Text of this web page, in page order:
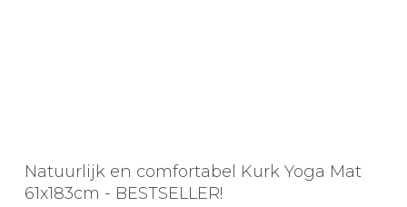
Natuurlijk en comfortabel Kurk Yoga Mat
61x183cm - BESTSELLER!